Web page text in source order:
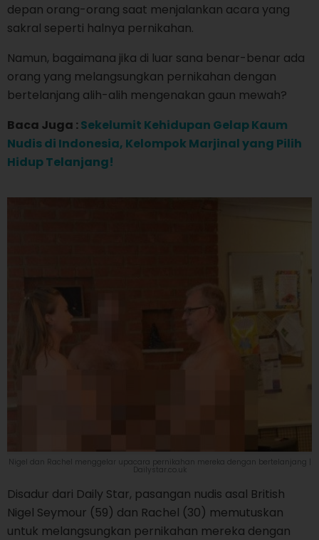
depan orang-orang saat menjalankan acara yang
sakral seperti halnya pernikahan.
Namun, bagaimana jika di luar sana benar-benar ada
orang yang melangsungkan pernikahan dengan
bertelanjang alih-alih mengenakan gaun mewah?
Baca Juga :Sekelumit Kehidupan Gelap Kaum
Nudis di Indonesia, Kelompok Marjinal yang Pilih
Hidup Telanjang!
Nigel dan Rachel menggelar upacara pernikahan mereka dengan bertelanjang |
Dailystar.co.uk
Disadur dari Daily Star, pasangan nudis asal British
Nigel Seymour (59) dan Rachel (30) memutuskan
untuk melangsungkan pernikahan mereka dengan